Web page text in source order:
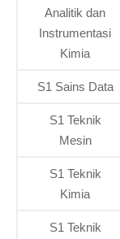
Analitik dan
Instrumentasi
Kimia
S1 Sains Data
S1 Teknik
Mesin
S1 Teknik
Kimia
S1 Teknik